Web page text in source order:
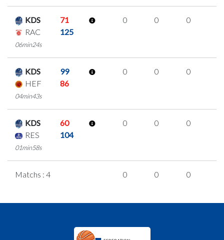
KDS
71
RAC
125
06min24s
0 0 0
KDS
99
HEF
86
04min43s
0 0 0
KDS
60
RES
104
01min58s
0 0 0
Matchs : 4 0 0 0